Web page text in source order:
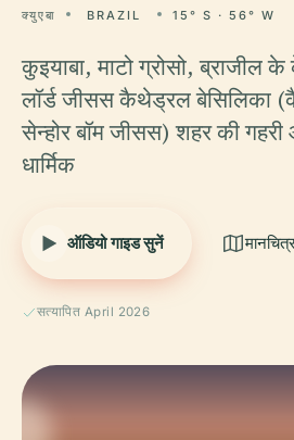
क्युएबा BRAZIL 15° S · 56° W
कुइयाबा, माटो ग्रोसो, ब्राजील
लॉर्ड जीसस कैथेड्रल बेसिलिका
सेन्होर बॉम जीसस) शहर की
धार्मिक
ऑडियो गाइड सुनें
सत्यापित April 2026